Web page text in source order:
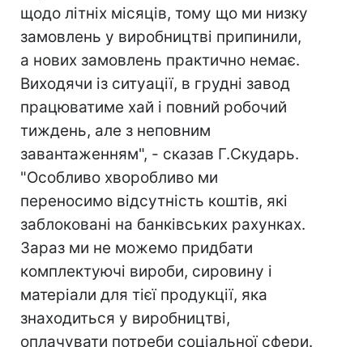
щодо літніх місяців, тому що ми низку
замовлень у виробництві припинили,
а нових замовлень практично немає.
Виходячи із ситуації, в грудні завод
працюватиме хай і повний робочий
тиждень, але з неповним
завантаженням", - сказав Г.Скударь.
"Особливо хворобливо ми
переносимо відсутність коштів, які
заблоковані на банківських рахунках.
Зараз ми не можемо придбати
комплектуючі вироби, сировину і
матеріали для тієї продукції, яка
знаходиться у виробництві,
оплачувати потреби соціальної сфери.